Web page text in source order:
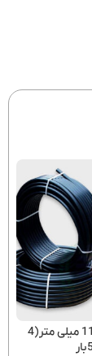
لوله پلی اتیلن 110 میلی متر(4